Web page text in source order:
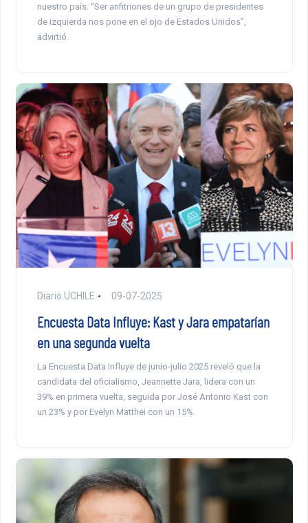
nuestro país. “Ser anfitriones de un grupo de presidentes
de izquierda nos pone en el ojo de Estados Unidos”,
advirtió.
Diario UCHILE 09-07-2025
Encuesta Data Influye: Kast y Jara empatarían
en una segunda vuelta
La Encuesta Data Influye de junio-julio 2025 reveló que la
candidata del oficialismo, Jeannette Jara, lidera con un
39% en primera vuelta, seguida por José Antonio Kast con
un 23% y por Evelyn Matthei con un 15%.